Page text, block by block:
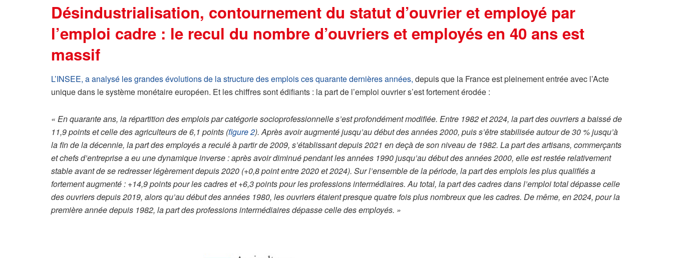
Désindustrialisation, contournement du statut d’ouvrier et employé par
l’emploi cadre : le recul du nombre d’ouvriers et employés en 40 ans est
massif
L’INSEE, a analysé les grandes évolutions de la structure des emplois ces quarante dernières années, depuis que la France est pleinement entrée avec l’Acte
unique dans le système monétaire européen. Et les chiffres sont édifiants : la part de l’emploi ouvrier s’est fortement érodée :
« En quarante ans, la répartition des emplois par catégorie socioprofessionnelle s’est profondément modifiée. Entre 1982 et 2024, la part des ouvriers a baissé de
11,9 points et celle des agriculteurs de 6,1 points (figure 2). Après avoir augmenté jusqu’au début des années 2000, puis s’être stabilisée autour de 30 % jusqu’à
la fin de la décennie, la part des employés a reculé à partir de 2009, s’établissant depuis 2021 en deçà de son niveau de 1982. La part des artisans, commerçants
et chefs d’entreprise a eu une dynamique inverse : après avoir diminué pendant les années 1990 jusqu’au début des années 2000, elle est restée relativement
stable avant de se redresser légèrement depuis 2020 (+0,8 point entre 2020 et 2024). Sur l’ensemble de la période, la part des emplois les plus qualifiés a
fortement augmenté : +14,9 points pour les cadres et +6,3 points pour les professions intermédiaires. Au total, la part des cadres dans l’emploi total dépasse celle
des ouvriers depuis 2019, alors qu’au début des années 1980, les ouvriers étaient presque quatre fois plus nombreux que les cadres. De même, en 2024, pour la
première année depuis 1982, la part des professions intermédiaires dépasse celle des employés. »